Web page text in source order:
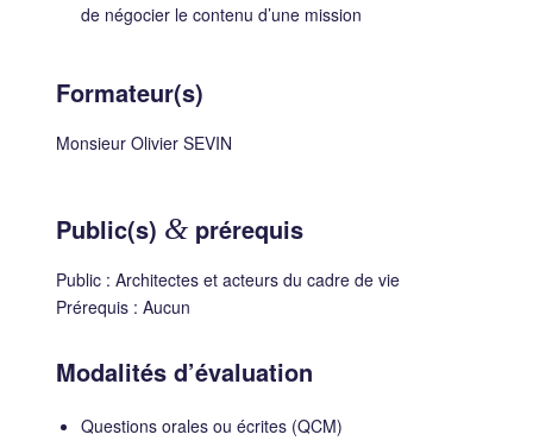
de négocier le contenu d’une mission
Formateur(s)
Monsieur Olivier SEVIN
Public(s) &prérequis
Public : Architectes et acteurs du cadre de vie
Prérequis : Aucun
Modalités d’évaluation
Questions orales ou écrites (QCM)